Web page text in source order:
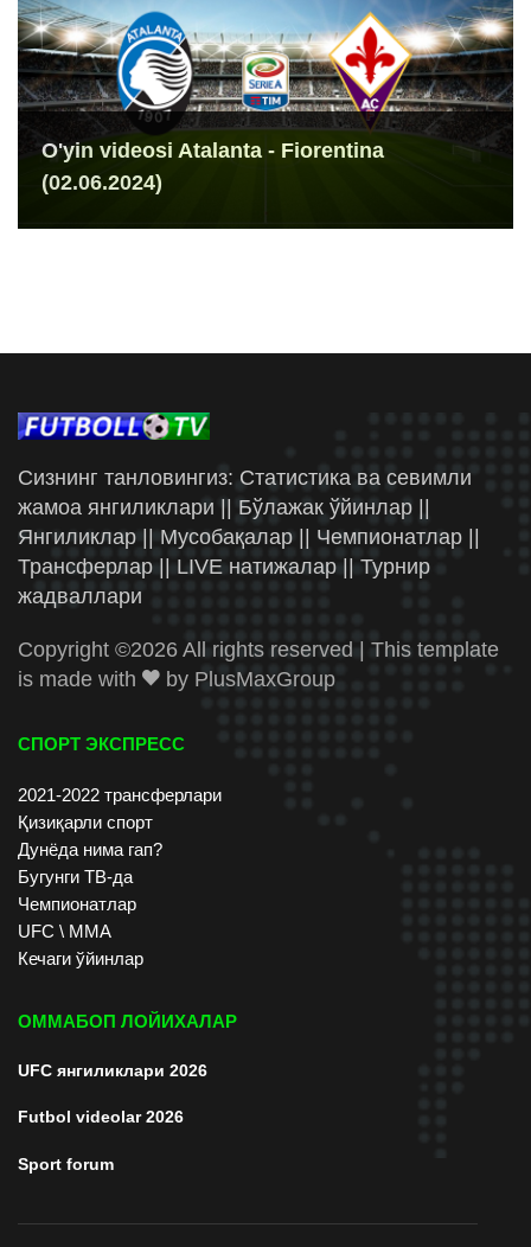
O'yin videosi Atalanta - Fiorentina
(02.06.2024)
Сизнинг танловингиз: Статистика ва севимли
жамоа янгиликлари || Бўлажак ўйинлар ||
Янгиликлар || Мусобақалар || Чемпионатлар ||
Трансферлар || LIVE натижалар || Турнир
жадваллари
Copyright ©2026 All rights reserved | This template
is made with
by PlusMaxGroup
СПОРТ ЭКСПРЕСС
2021-2022 трансферлари
Қизиқарли спорт
Дунёда нима гап?
Бугунги ТВ-да
Чемпионатлар
UFC \ ММА
Кечаги ўйинлар
ОММАБОП ЛОЙИХАЛАР
UFC янгиликлари 2026
Futbol videolar 2026
Sport forum